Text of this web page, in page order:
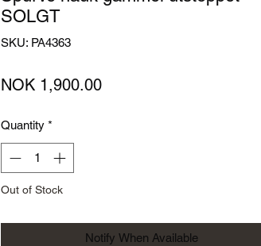
SOLGT
SKU: PA4363
NOK 1,900.00Price
Quantity *
Out of Stock
Notify When Available